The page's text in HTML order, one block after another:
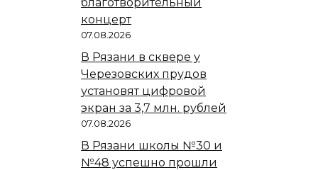
концерт
07.08.2026
В Рязани в сквере у
Черезовских прудов
установят цифровой
экран за 3,7 млн. рублей
07.08.2026
В Рязани школы №30 и
№48 успешно прошли